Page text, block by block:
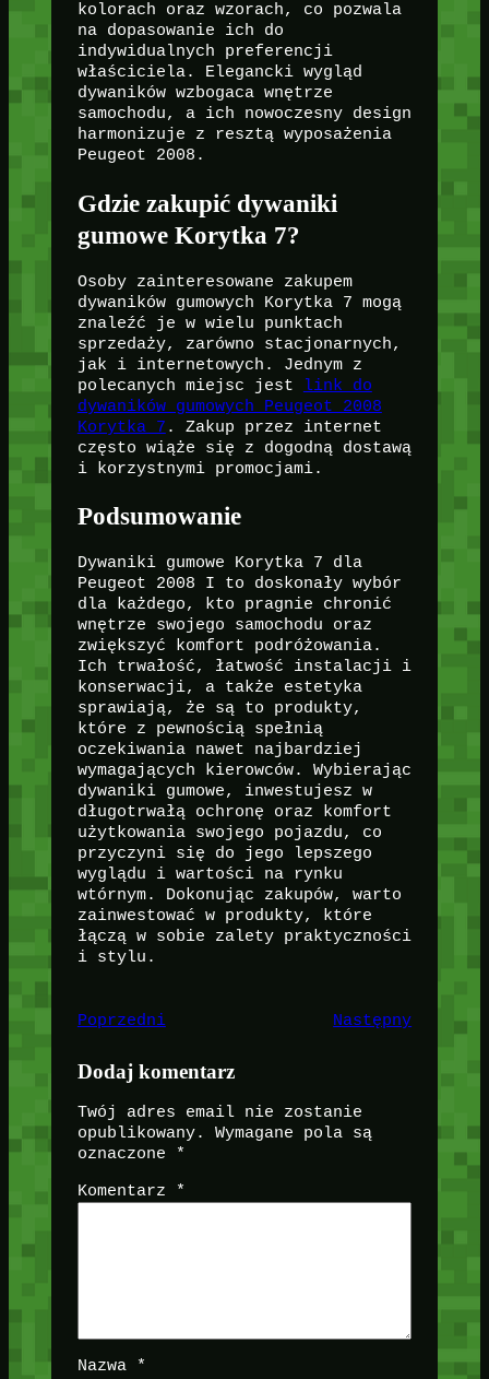
kolorach oraz wzorach, co pozwala
na dopasowanie ich do
indywidualnych preferencji
właściciela. Elegancki wygląd
dywaników wzbogaca wnętrze
samochodu, a ich nowoczesny design
harmonizuje z resztą wyposażenia
Peugeot 2008.
Gdzie zakupić dywaniki
gumowe Korytka 7?
Osoby zainteresowane zakupem
dywaników gumowych Korytka 7 mogą
znaleźć je w wielu punktach
sprzedaży, zarówno stacjonarnych,
jak i internetowych. Jednym z
polecanych miejsc jest
link do
dywaników gumowych Peugeot 2008
Korytka 7 . Zakup przez internet
często wiąże się z dogodną dostawą
i korzystnymi promocjami.
Podsumowanie
Dywaniki gumowe Korytka 7 dla
Peugeot 2008 I to doskonały wybór
dla każdego, kto pragnie chronić
wnętrze swojego samochodu oraz
zwiększyć komfort podróżowania.
Ich trwałość, łatwość instalacji i
konserwacji, a także estetyka
sprawiają, że są to produkty,
które z pewnością spełnią
oczekiwania nawet najbardziej
wymagających kierowców. Wybierając
dywaniki gumowe, inwestujesz w
długotrwałą ochronę oraz komfort
użytkowania swojego pojazdu, co
przyczyni się do jego lepszego
wyglądu i wartości na rynku
wtórnym. Dokonując zakupów, warto
zainwestować w produkty, które
łączą w sobie zalety praktyczności
i stylu.
Poprzedni Następny
Dodaj komentarz
Twój adres email nie zostanie
opublikowany.
Wymagane pola są
oznaczone
*
Komentarz *
Nazwa *